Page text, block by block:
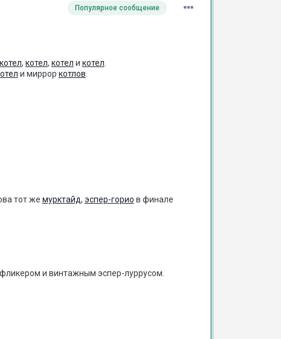
Популярное сообщение
, котел, котел и котел.
и миррор котлов.
тот же мурктайд, эспер-горио в финале
и винтажным эспер-луррусом.